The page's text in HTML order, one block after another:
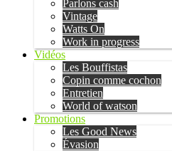
Parlons cash
Vintage
Watts On
Work in progress
Vidéos
Les Bouffistas
Copin comme cochon
Entretien
World of watson
Promotions
Les Good News
Évasion